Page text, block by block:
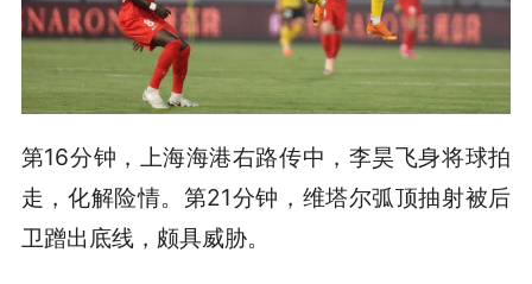
第16分钟，上海海港右路传中，李昊飞身将球拍
走，化解险情。第21分钟，维塔尔弧顶抽射被后
卫蹭出底线，颇具威胁。